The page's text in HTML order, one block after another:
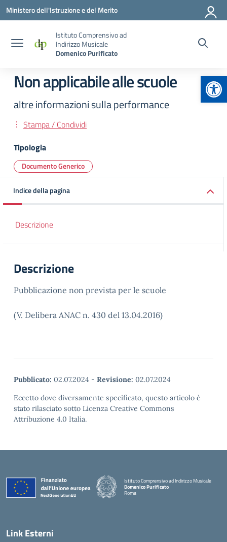
Vai ai contenuti
Vai al menu di navigazione
Vai al footer
Ministero dell'Istruzione e del Merito
Istituto Comprensivo ad
Indirizzo Musicale
Domenico Purificato
Non applicabile alle scuole
altre informazioni sulla performance
Stampa / Condividi
Tipologia
Documento Generico
Indice della pagina
Descrizione
Descrizione
Pubblicazione non prevista per le scuole
(V. Delibera ANAC n. 430 del 13.04.2016)
Pubblicato: 02.07.2024 - Revisione: 02.07.2024
Eccetto dove diversamente specificato, questo articolo è
stato rilasciato sotto Licenza Creative Commons
Attribuzione 4.0 Italia.
Istituto Comprensivo ad Indirizzo Musicale
Domenico Purificato
Roma
Link Esterni